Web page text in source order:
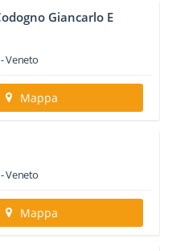
Giancarlo E
-Veneto
Mappa
-Veneto
Mappa